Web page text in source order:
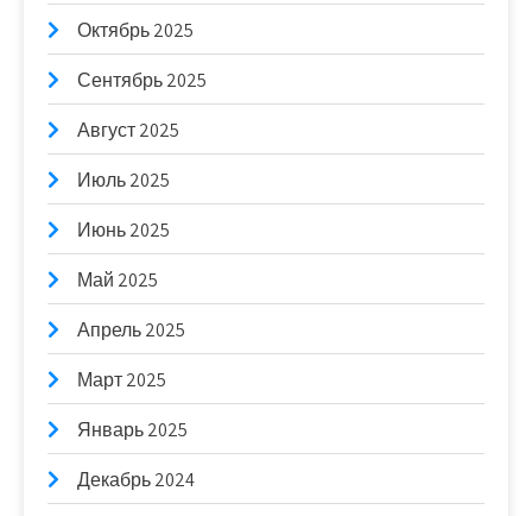
Октябрь 2025
Сентябрь 2025
Август 2025
Июль 2025
Июнь 2025
Май 2025
Апрель 2025
Март 2025
Январь 2025
Декабрь 2024